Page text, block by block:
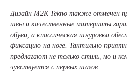
Дизайн M2K Tekno также отмечен
швы и качественные материалы
обуви, а классическая шнуровка
фиксацию на ноге. Тактильно
предлагают не только стиль, но и
чувствуется с первых шагов.